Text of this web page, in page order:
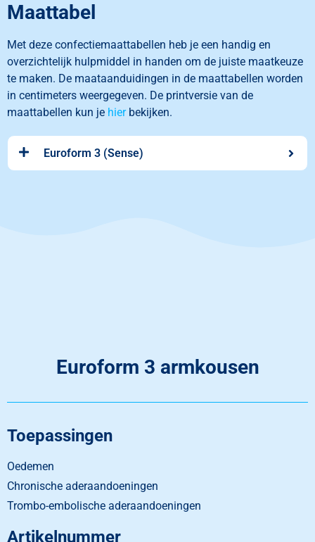
Maattabel
Met deze confectiemaattabellen heb je een handig en
overzichtelijk hulpmiddel in handen om de juiste maatkeuze
te maken. De maataanduidingen in de maattabellen worden
in centimeters weergegeven. De printversie van de
maattabellen kun je hierbekijken.
Euroform 3 (Sense)
Euroform 3 armkousen
Toepassingen
Oedemen
Chronische aderaandoeningen
Trombo-embolische aderaandoeningen
Artikelnummer